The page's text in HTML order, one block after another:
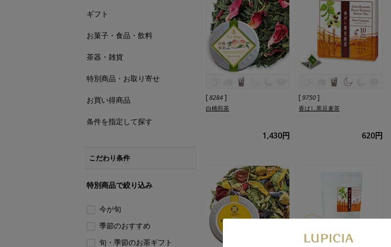
[8284 ]
白桃煎茶
1,430円
[9750 ]
香ばし黒豆麦茶
620円
ギフト
お菓子・食品・飲料
茶器・雑貨
特別商品・お取り寄せ
お買い得商品
条件を指定して探す
こだわり条件
特別商品で絞り込み
今が旬
季節のおすすめ
旬・季節のお茶ギフト